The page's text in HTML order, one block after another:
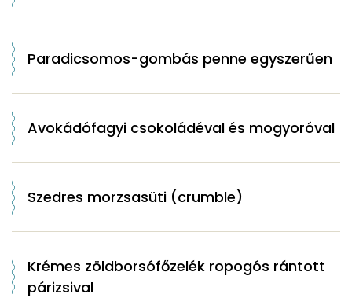
Paradicsomos-gombás penne egyszerűen
Avokádófagyi csokoládéval és mogyoróval
Szedres morzsasüti (crumble)
Krémes zöldborsófőzelék ropogós rántott
párizsival